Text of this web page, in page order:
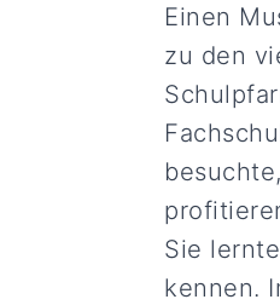
Einen
zu den
Sie
kennen.